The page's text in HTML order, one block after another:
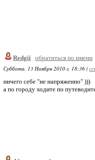
Redgii обратиться по имени
Суббота, 13 Ноября 2010 г. 18:36 (
ничего себе "не напряженно" )))
а по городу ходите по